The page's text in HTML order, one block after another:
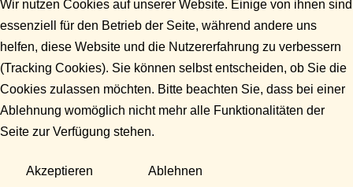
Wir nutzen Cookies auf unserer Website. Einige von ihnen sind
essenziell für den Betrieb der Seite, während andere uns
helfen, diese Website und die Nutzererfahrung zu verbessern
(Tracking Cookies). Sie können selbst entscheiden, ob Sie die
Cookies zulassen möchten. Bitte beachten Sie, dass bei einer
Ablehnung womöglich nicht mehr alle Funktionalitäten der
Seite zur Verfügung stehen.
Akzeptieren Ablehnen